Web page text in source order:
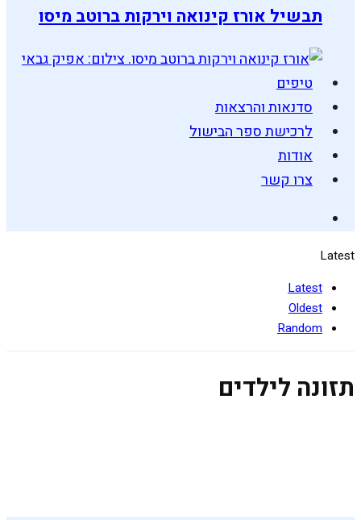
תבשיל אורז קינואה וירקות ברוטב מיסו
טיפים
סדנאות והרצאות
לרכישת ספר הבישול
אודות
צרו קשר
Latest
Latest
Oldest
Random
תזונה לילדים